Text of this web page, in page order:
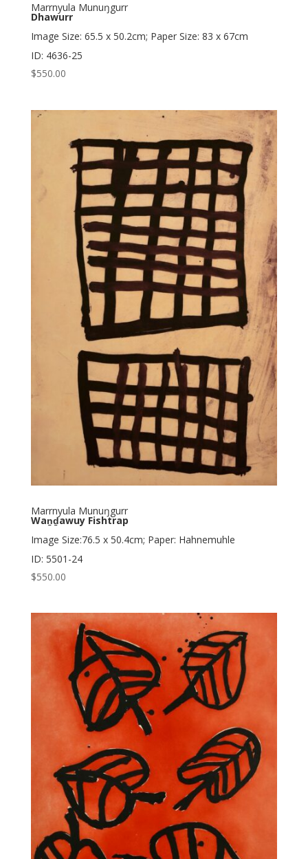
Marrnyula Munuŋgurr
Dhawurr
Image Size: 65.5 x 50.2cm; Paper Size: 83 x 67cm
ID: 4636-25
$550.00
Marrnyula Munuŋgurr
Waṉḏawuy Fishtrap
Image Size:76.5 x 50.4cm; Paper: Hahnemuhle
ID: 5501-24
$550.00